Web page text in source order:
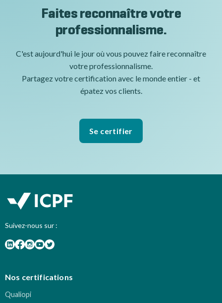
Faites reconnaître votre
professionnalisme.
C'est aujourd'hui le jour où vous pouvez faire reconnaître
votre professionnalisme.
Partagez votre certification avec le monde entier - et
épatez vos clients.
Se certifier
Suivez-nous sur :
Nos certifications
Qualiopi